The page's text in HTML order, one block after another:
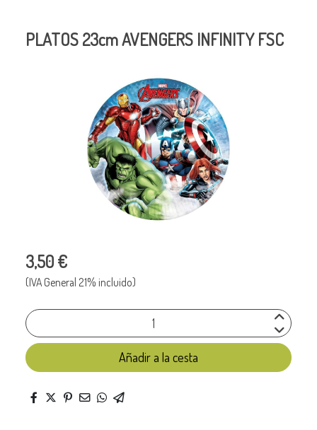
PLATOS 23cm AVENGERS INFINITY FSC
3,50 €
(IVA General 21% incluido)
Añadir a la cesta